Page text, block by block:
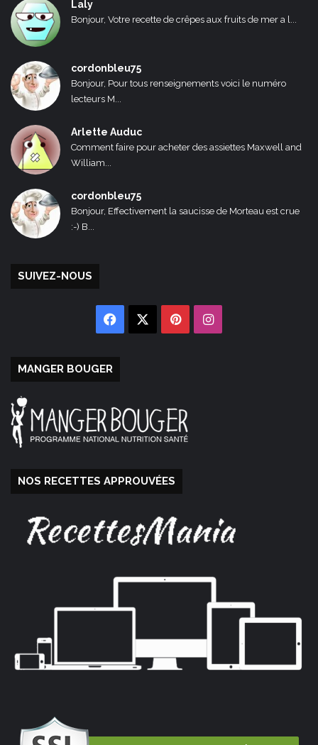
Laly
Bonjour, Votre recette de crêpes aux fruits de mer a l...
cordonbleu75
Bonjour, Pour tous renseignements voici le numéro
lecteurs M...
Arlette Auduc
Comment faire pour acheter des assiettes Maxwell and
William...
cordonbleu75
Bonjour, Effectivement la saucisse de Morteau est crue
:-) B...
SUIVEZ-NOUS
Facebook PinterestInstagram
MANGER BOUGER
NOS RECETTES APPROUVÉES